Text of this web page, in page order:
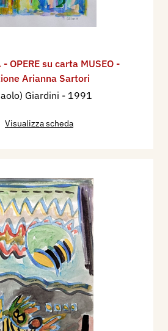
- OPERE su carta MUSEO -
Arianna Sartori
Giardini - 1991
Visualizza scheda